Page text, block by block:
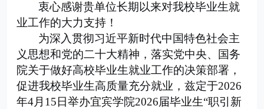
衷心感谢贵单位长期以来对我校毕业生就
业工作的大力支持！
为深入贯彻习近平新时代中国特色社会主
义思想和党的二十大精神，落实党中央、国务
院关于做好高校毕业生就业工作的决策部署，
促进我校毕业生高质量充分就业，兹定于2026
年4月 15 日举办宜宾学院2026届毕业生“职引新